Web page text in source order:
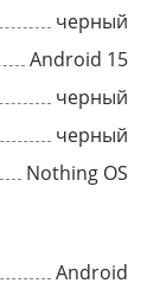
черный
Android 15
черный
черный
Nothing OS
Android